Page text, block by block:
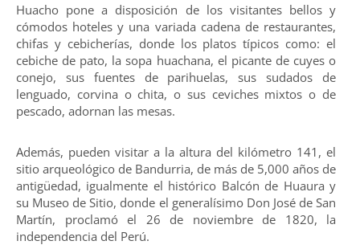
Huacho pone a disposición de los visitantes bellos y
cómodos hoteles y una variada cadena de restaurantes,
chifas y cebicherías, donde los platos típicos como: el
cebiche de pato, la sopa huachana, el picante de cuyes o
conejo, sus fuentes de parihuelas, sus sudados de
lenguado, corvina o chita, o sus ceviches mixtos o de
pescado, adornan las mesas.
Además, pueden visitar a la altura del kilómetro 141, el
sitio arqueológico de Bandurria, de más de 5,000 años de
antigüedad, igualmente el histórico Balcón de Huaura y
su Museo de Sitio, donde el generalísimo Don José de San
Martín, proclamó el 26 de noviembre de 1820, la
independencia del Perú.